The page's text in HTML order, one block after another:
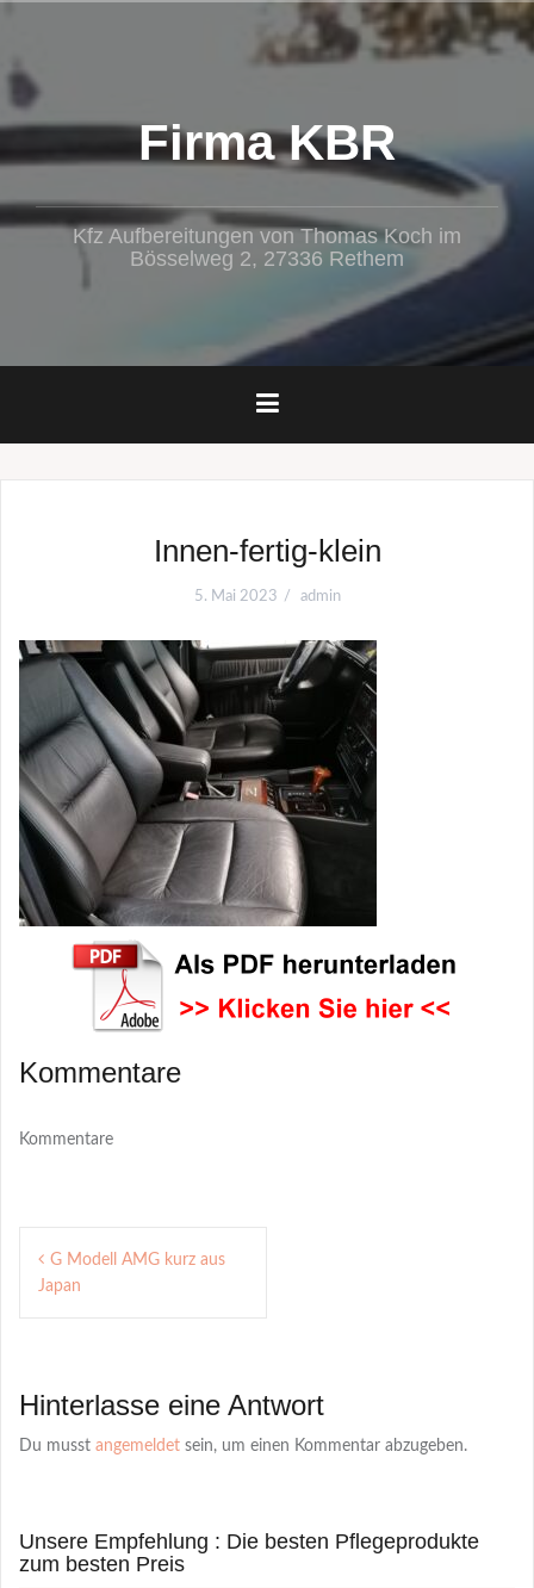
Firma KBR
Kfz Aufbereitungen von Thomas Koch im
Bösselweg 2, 27336 Rethem
Innen-fertig-klein
5. Mai 2023 admin
Kommentare
Kommentare
Post
navigation
G Modell AMG kurz aus
Japan
Hinterlasse eine Antwort
Du musst angemeldet sein, um einen Kommentar abzugeben.
Unsere Empfehlung : Die besten Pflegeprodukte
zum besten Preis